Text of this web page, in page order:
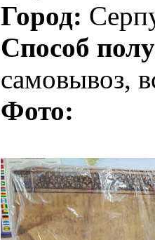
Город:
Способ
самовывоз,
Фото: